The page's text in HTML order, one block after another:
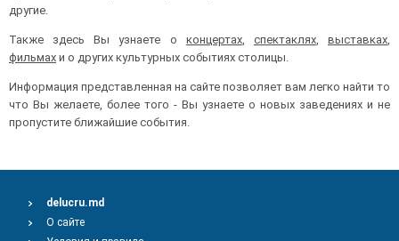
другие.
Также здесь Вы узнаете о концертах, спектаклях,выставках,
фильмах и о других культурных событиях столицы.
Информация представленная на сайте позволяет вам легко найти то
что Вы желаете, более того - Вы узнаете о новых заведениях и не
пропустите ближайшие события.
delucru.md
О сайте